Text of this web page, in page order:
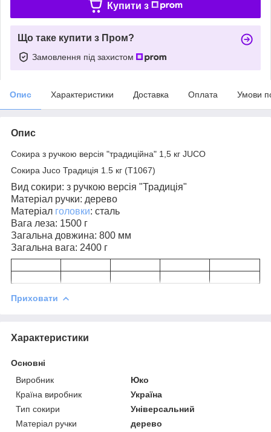
Купити з
Що таке купити з Пром?
Замовлення під захистом
Опис Характеристики Доставка Оплата Умови
Опис
Сокира з ручкою версія "традиційна" 1,5 кг JUCO
Сокира Juco Традиція 1.5 кг (Т1067)
Вид сокири: з ручкою версія "Традиція"
Матеріал ручки: дерево
Матеріал головки: сталь
Вага леза: 1500 г
Загальна довжина: 800 мм
Загальна вага: 2400 г
Приховати
Характеристики
Основні
Виробник
Юко
Країна виробник
Україна
Тип сокири
Універсальний
Матеріал ручки
дерево